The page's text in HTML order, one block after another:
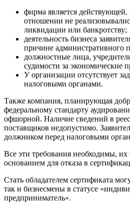
фирма является
отношении не
ликвидации или банкротству;
деятельность бизнеса
причине административного
должностные лица,
судимости за экономические
У организации отсутствует
налоговыми органами.
Также компания, планирующая
федеральному стандарту
офшорной. Наличие сведений в
поставщиков недопустимо.
должником перед налоговыми
Все эти требования необходимы, их
основанием для отказа в
Стать обладателем сертификата
так и бизнесмены в статусе
предприниматель».